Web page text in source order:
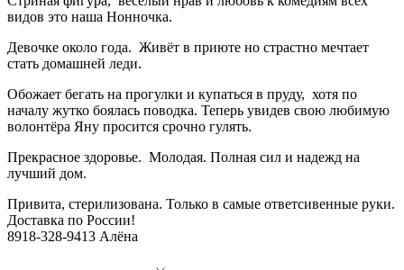
видов это наша Нонночка.
Девочке около года. Живёт в приюте но страстно мечтает
стать домашней леди.
Обожает бегать на прогулки и купаться в пруду, хотя по
началу жутко боялась поводка. Теперь увидев свою любимую
волонтёра Яну просится срочно гулять.
Прекрасное здоровье. Молодая. Полная сил и надежд на
лучший дом.
Привита, стерилизована. Только в самые ответсивенные руки.
Доставка по России!
8918-328-9413 Алёна